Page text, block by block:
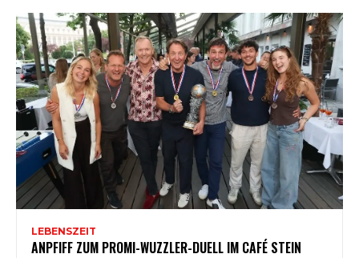
LEBENSZEIT
ANPFIFF ZUM PROMI-WUZZLER-DUELL IM CAFÉ STEIN